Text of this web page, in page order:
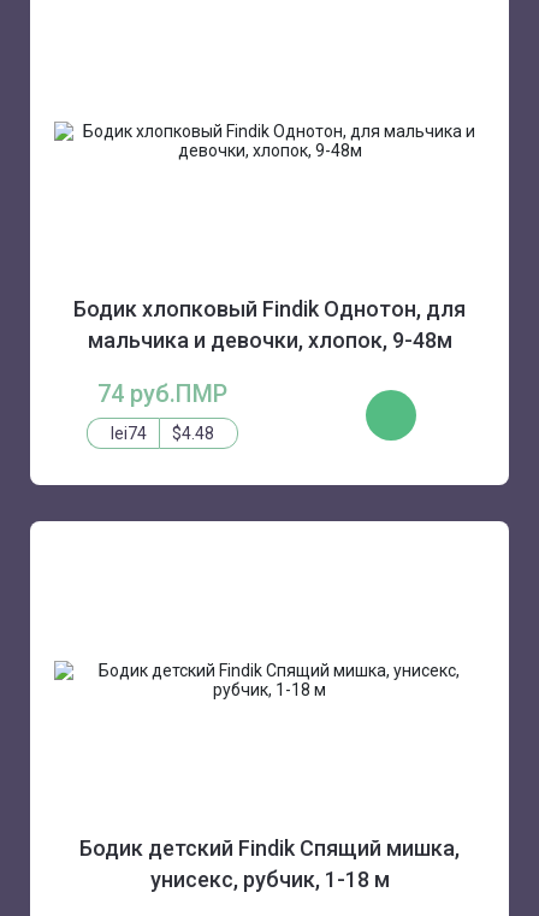
Бодик хлопковый Findik Однотон, для
мальчика и девочки, хлопок, 9-48м
74 руб.ПМР
lei74 $4.48
КУПИТЬ
Бодик детский Findik Спящий мишка,
унисекс, рубчик, 1-18 м